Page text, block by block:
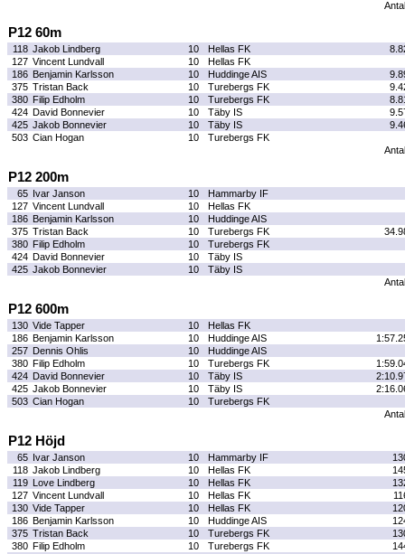
P12 60m
118 Jakob Lindberg 10 Hellas FK
127 Vincent Lundvall 10
Hellas FK
186 Benjamin Karlsson 10 Huddinge AIS
375 Tristan Back 10 Turebergs FK
380 Filip Edholm 10 Turebergs FK
424 David Bonnevier 10 Täby IS
425 Jakob Bonnevier 10 Täby IS
503 Cian Hogan 10
Turebergs FK
P12 200m
65 Ivar Janson 10
Hammarby IF
127 Vincent Lundvall 10
Hellas FK
186 Benjamin Karlsson 10
Huddinge AIS
375 Tristan Back 10 Turebergs FK
380 Filip Edholm 10
Turebergs FK
424 David Bonnevier 10
Täby IS
425 Jakob Bonnevier 10
Täby IS
P12 600m
130 Vide Tapper 10
Hellas FK
186 Benjamin Karlsson 10 Huddinge AIS
257 Dennis Ohlis 10
Huddinge AIS
380 Filip Edholm 10 Turebergs FK
424 David Bonnevier 10 Täby IS
425 Jakob Bonnevier 10 Täby IS
503 Cian Hogan 10
Turebergs FK
P12 Höjd
65 Ivar Janson 10 Hammarby IF
118 Jakob Lindberg 10 Hellas FK
119 Love Lindberg 10 Hellas FK
127 Vincent Lundvall 10 Hellas FK
130 Vide Tapper 10 Hellas FK
186 Benjamin Karlsson 10 Huddinge AIS
375 Tristan Back 10 Turebergs FK
380 Filip Edholm 10 Turebergs FK